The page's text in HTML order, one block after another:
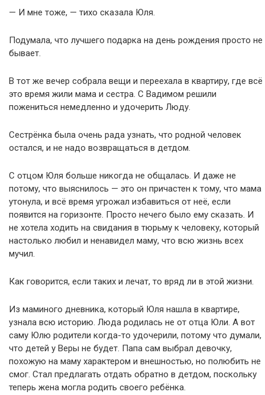
— И мне тоже, — тихо сказала Юля.
Подумала, что лучшего подарка на день рождения просто не
бывает.
В тот же вечер собрала вещи и переехала в квартиру, где всё
это время жили мама и сестра. С Вадимом решили
пожениться немедленно и удочерить Люду.
Сестрёнка была очень рада узнать, что родной человек
остался, и не надо возвращаться в детдом.
С отцом Юля больше никогда не общалась. И даже не
потому, что выяснилось — это он причастен к тому, что мама
утонула, и всё время угрожал избавиться от неё, если
появится на горизонте. Просто нечего было ему сказать. И
не хотела ходить на свидания в тюрьму к человеку, который
настолько любил и ненавидел маму, что всю жизнь всех
мучил.
Как говорится, если таких и лечат, то вряд ли в этой жизни.
Из маминого дневника, который Юля нашла в квартире,
узнала всю историю. Люда родилась не от отца Юли. А вот
саму Юлю родители когда-то удочерили, потому что думали,
что детей у Веры не будет. Папа сам выбрал девочку,
похожую на маму характером и внешностью, но полюбить не
смог. Стал предлагать отдать обратно в детдом, поскольку
теперь жена могла родить своего ребёнка.